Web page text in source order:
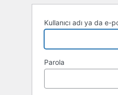
Kullanıcı adı ya da e-
Parola